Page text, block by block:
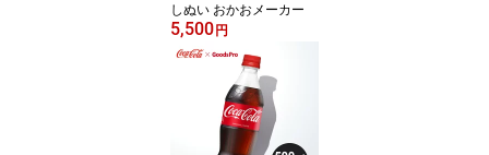
しぬい おかおメーカー
5,500円